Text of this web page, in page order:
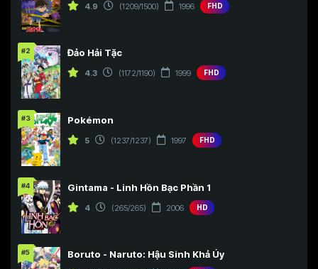
4.9 (1209/1500) 1996 FHD
#2 Đảo Hải Tặc
4.3 (1172/1190) 1999 FHD
#3 Pokémon
5 (1237/1237) 1997 FHD
#4 Gintama - Linh Hồn Bạc Phần 1
4 (265/265) 2006 HD
#5 Boruto - Naruto: Hậu Sinh Khả Úy